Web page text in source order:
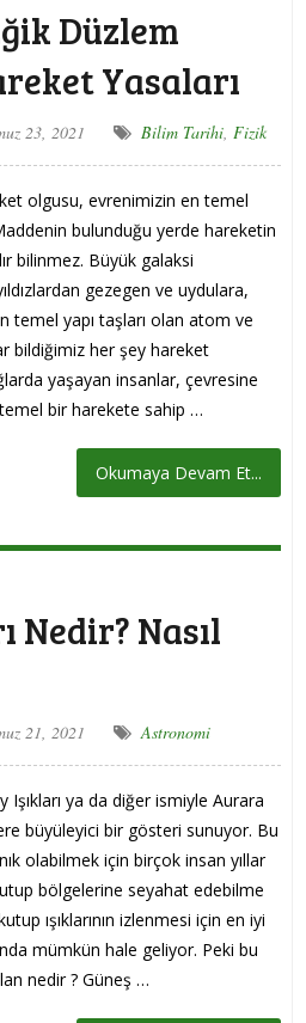
Düzlem
Yasaları
23, 2021 Bilim Tarihi, Fizik
olgusu, evrenimizin en temel
bulunduğu yerde hareketin
bilinmez. Büyük galaksi
gezegen ve uydulara,
temel yapı taşları olan atom ve
bildiğimiz her şey hareket
yaşayan insanlar, çevresine
bir harekete sahip …
Okumaya Devam Et...
Nedir? Nasıl
21, 2021 Astronomi
Işıkları ya da diğer ismiyle Aurara
büyüleyici bir gösteri sunuyor. Bu
olabilmek için birçok insan yıllar
bölgelerine seyahat edebilme
ışıklarının izlenmesi için en iyi
mümkün hale geliyor. Peki bu
nedir ? Güneş …